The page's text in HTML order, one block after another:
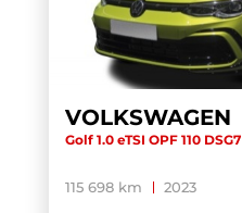
VOLKSWAGEN
Golf 1.0 eTSI OPF 110 DSG7
115 698 km 2023